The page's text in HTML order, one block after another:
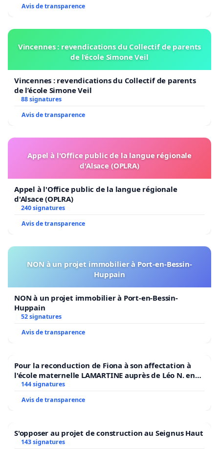
Avis de transparence
Vincennes : revendications du Collectif de parents
de l’école Simone Veil
Vincennes : revendications du Collectif de parents
de l’école Simone Veil
88 signatures
Avis de transparence
Appel à l'Office public de la langue régionale
d'Alsace (OPLRA)
Appel à l'Office public de la langue régionale
d'Alsace (OPLRA)
240 signatures
Avis de transparence
NON à un projet immobilier à Port-en-Bessin-
Huppain
NON à un projet immobilier à Port-en-Bessin-
Huppain
52 signatures
Avis de transparence
Pour la reconduction de Fiona à son affectation à
l'école maternelle LAMARTINE auprès de Léo N. en
2026/2027
144 signatures
Avis de transparence
S'opposer au projet de construction au Seignus Haut
143 signatures